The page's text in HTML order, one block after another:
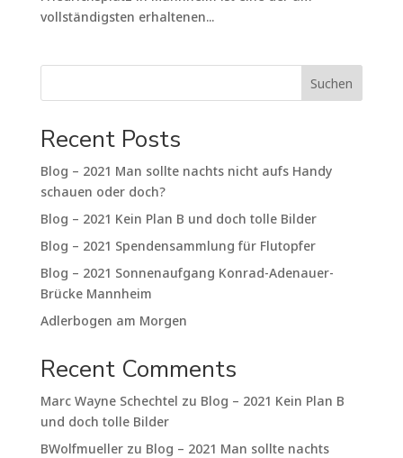
vollständigsten erhaltenen...
Suchen
Recent Posts
Blog – 2021 Man sollte nachts nicht aufs Handy
schauen oder doch?
Blog – 2021 Kein Plan B und doch tolle Bilder
Blog – 2021 Spendensammlung für Flutopfer
Blog – 2021 Sonnenaufgang Konrad-Adenauer-
Brücke Mannheim
Adlerbogen am Morgen
Recent Comments
Marc Wayne Schechtel zu Blog – 2021 Kein Plan B
und doch tolle Bilder
BWolfmuellerzu Blog – 2021 Man sollte nachts